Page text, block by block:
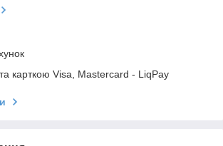
карткою Visa, Mastercard - LiqPay